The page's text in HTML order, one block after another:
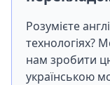
Розумієте
технологіях?
нам зробити
українською